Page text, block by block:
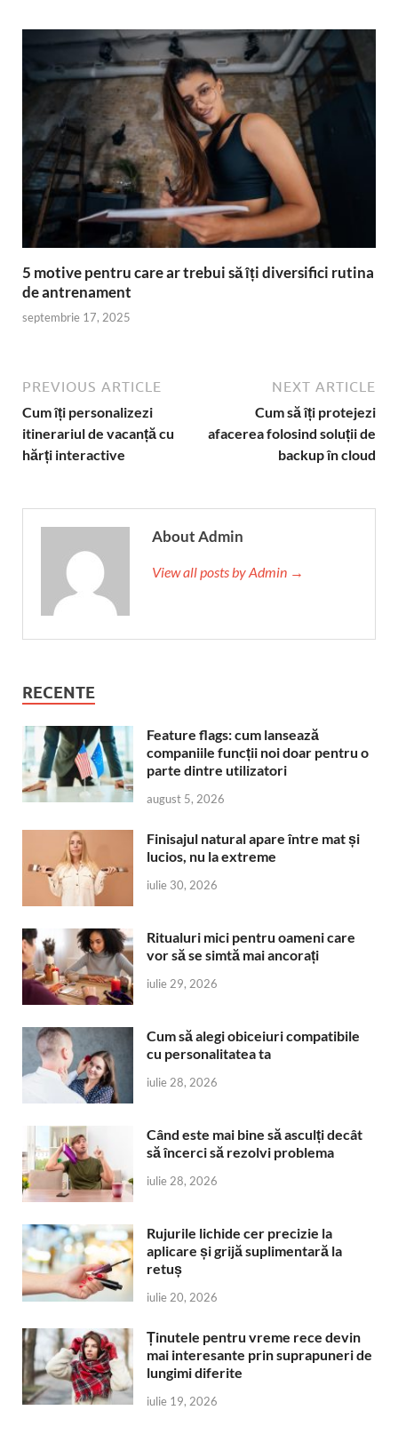
5 motive pentru care ar trebui să îți diversifici rutina
de antrenament
septembrie 17, 2025
PREVIOUS ARTICLE
Cum îți personalizezi
itinerariul de vacanță cu
hărți interactive
NEXT ARTICLE
Cum să îți protejezi
afacerea folosind soluții de
backup în cloud
About Admin
View all posts by Admin →
RECENTE
Feature flags: cum lansează
companiile funcții noi doar pentru o
parte dintre utilizatori
august 5, 2026
Finisajul natural apare între mat și
lucios, nu la extreme
iulie 30, 2026
Ritualuri mici pentru oameni care
vor să se simtă mai ancorați
iulie 29, 2026
Cum să alegi obiceiuri compatibile
cu personalitatea ta
iulie 28, 2026
Când este mai bine să asculți decât
să încerci să rezolvi problema
iulie 28, 2026
Rujurile lichide cer precizie la
aplicare și grijă suplimentară la
retuș
iulie 20, 2026
Ținutele pentru vreme rece devin
mai interesante prin suprapuneri de
lungimi diferite
iulie 19, 2026